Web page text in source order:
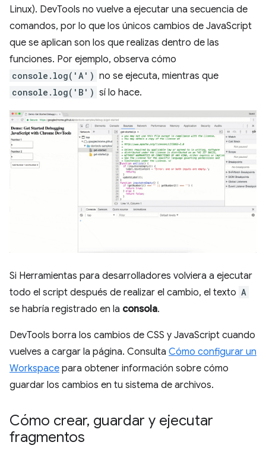
Linux). DevTools no vuelve a ejecutar una secuencia de
comandos, por lo que los únicos cambios de JavaScript
que se aplican son los que realizas dentro de las
funciones. Por ejemplo, observa cómo
console.log('A') no se ejecuta, mientras que
console.log('B') sí lo hace.
Si Herramientas para desarrolladores volviera a ejecutar
todo el script después de realizar el cambio, el texto A
se habría registrado en la consola.
DevTools borra los cambios de CSS y JavaScript cuando
vuelves a cargar la página. Consulta Cómo configurar un
Workspace para obtener información sobre cómo
guardar los cambios en tu sistema de archivos.
Cómo crear, guardar y ejecutar
fragmentos